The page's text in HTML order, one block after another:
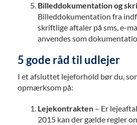
Billeddokumentation og
Billeddokumentation fra
skriftlige aftaler på sms, e-
anvendes som
5 gode råd til udlejer
I et afsluttet lejeforhold bør du,
opmærksom på:
Lejekontrakten – Er
2015 kan der gælde regler